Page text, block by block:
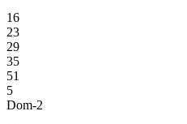
16
23
29
35
51
5
Dom-2